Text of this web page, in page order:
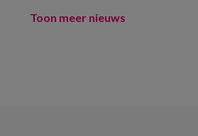
Toon meer nieuws